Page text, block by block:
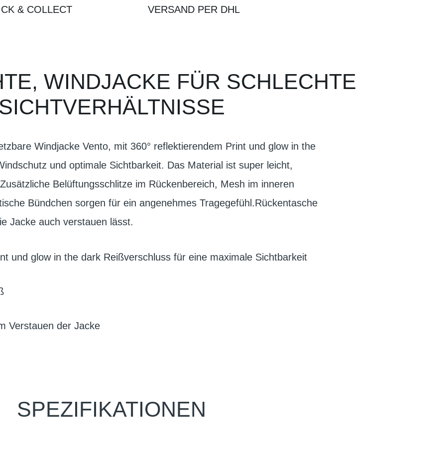
& COLLECT VERSAND PER DHL
WINDJACKE FÜR SCHLECHTE
Windjacke Vento, mit 360° reflektierendem Print und glow in the
und optimale Sichtbarkeit. Das Material ist super leicht,
Belüftungsschlitze im Rückenbereich, Mesh im inneren
Bündchen sorgen für ein angenehmes Tragegefühl.Rückentasche
Jacke auch verstauen lässt.
und glow in the dark Reißverschluss für eine maximale Sichtbarkeit
Verstauen der Jacke
SPEZIFIKATIONEN